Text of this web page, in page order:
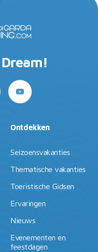
Ontdekken
Seizoensvakanties
Thematische vakanties
Toeristische Gidsen
Ervaringen
Nieuws
Evenementen en
feestdagen